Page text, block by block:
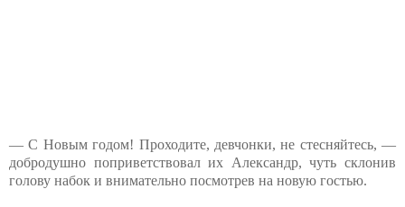
— С Новым годом! Проходите, девчонки, не стесняйтесь, —
добродушно поприветствовал их Александр, чуть склонив
голову набок и внимательно посмотрев на новую гостью.